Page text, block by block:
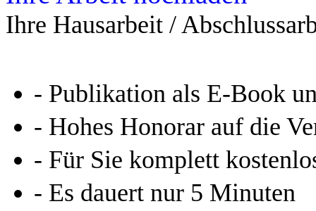
Ihre Hausarbeit /
- Publikation als E-Book
- Hohes Honorar auf die
- Für Sie komplett
- Es dauert nur 5 Minuten